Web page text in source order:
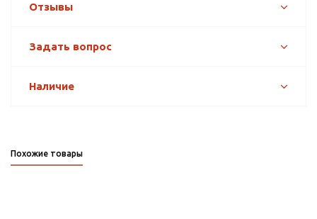
Отзывы
Задать вопрос
Наличие
Похожие товары